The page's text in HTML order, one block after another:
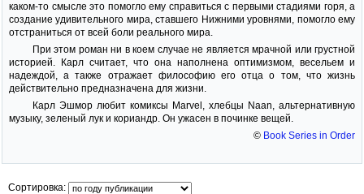
каком-то смысле это помогло ему справиться с первыми стадиями горя, а
создание удивительного мира, ставшего Нижними уровнями, помогло ему
отстраниться от всей боли реального мира.
При этом роман ни в коем случае не является мрачной или грустной
историей. Карл считает, что она наполнена оптимизмом, весельем и
надеждой, а также отражает философию его отца о том, что жизнь
действительно предназначена для жизни.
Карл Эшмор любит комиксы Marvel, хлебцы Naan, альтернативную
музыку, зеленый лук и кориандр. Он ужасен в починке вещей.
© Book Series in Order
Сортировка: